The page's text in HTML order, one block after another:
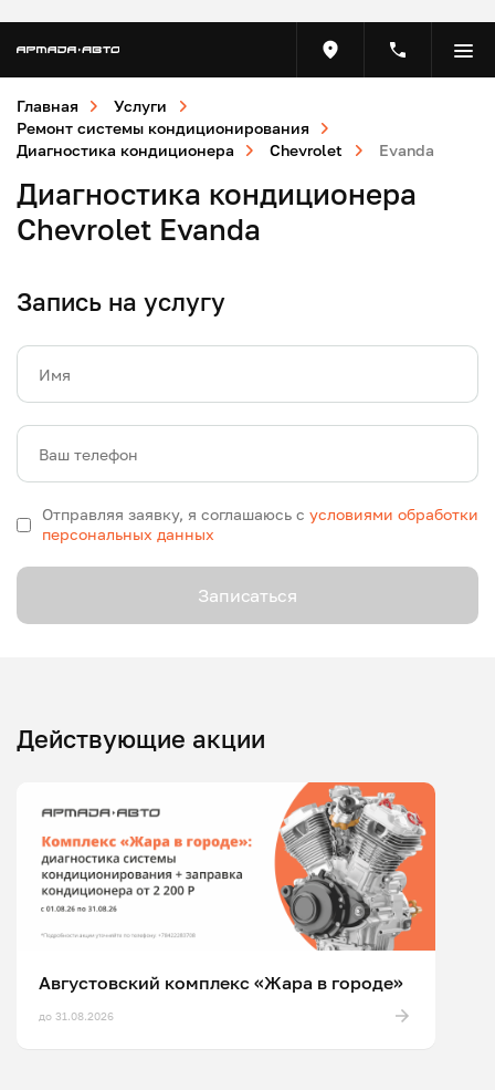
Главная
Услуги
Ремонт системы кондиционирования
Диагностика кондиционера
Chevrolet Evanda
Диагностика кондиционера
Chevrolet Evanda
Запись на услугу
Имя
Ваш телефон
Отправляя заявку, я соглашаюсь с условиями обработки
персональных данных
Записаться
Действующие акции
Августовский комплекс «Жара в городе»
до 31.08.2026